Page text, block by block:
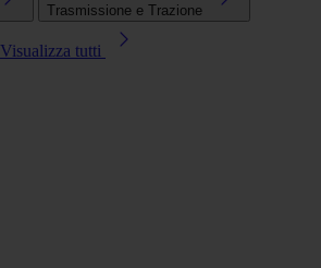
Trasmissione e Trazione
Visualizza tutti